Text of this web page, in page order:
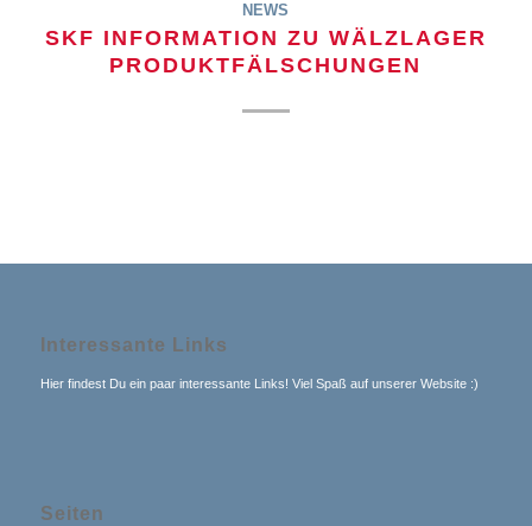
NEWS
SKF INFORMATION ZU WÄLZLAGER
PRODUKTFÄLSCHUNGEN
Interessante Links
Hier findest Du ein paar interessante Links! Viel Spaß auf unserer Website :)
Seiten